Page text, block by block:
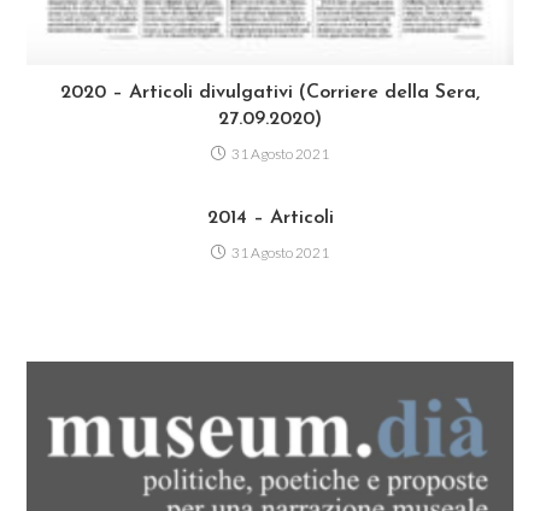
2020 – Articoli divulgativi (Corriere della Sera,
27.09.2020)
31 Agosto 2021
2014 – Articoli
31 Agosto 2021